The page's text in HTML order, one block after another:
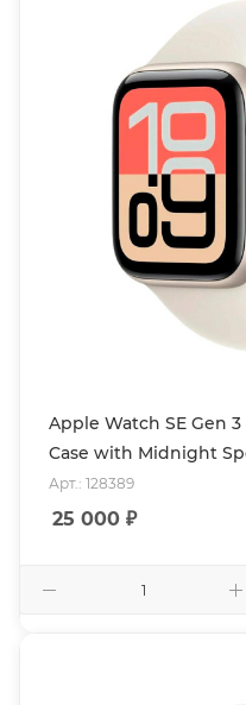
Apple Watch SE Gen
Case with Midnight
Арт.: 128389
25 000 ₽